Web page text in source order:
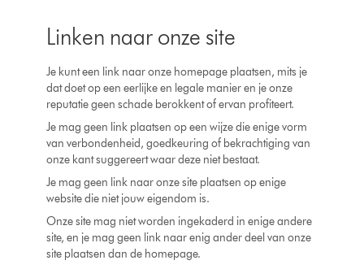
Linken naar onze site
Je kunt een link naar onze homepage plaatsen, mits je
dat doet op een eerlijke en legale manier en je onze
reputatie geen schade berokkent of ervan profiteert.
Je mag geen link plaatsen op een wijze die enige vorm
van verbondenheid, goedkeuring of bekrachtiging van
onze kant suggereert waar deze niet bestaat.
Je mag geen link naar onze site plaatsen op enige
website die niet jouw eigendom is.
Onze site mag niet worden ingekaderd in enige andere
site, en je mag geen link naar enig ander deel van onze
site plaatsen dan de homepage.